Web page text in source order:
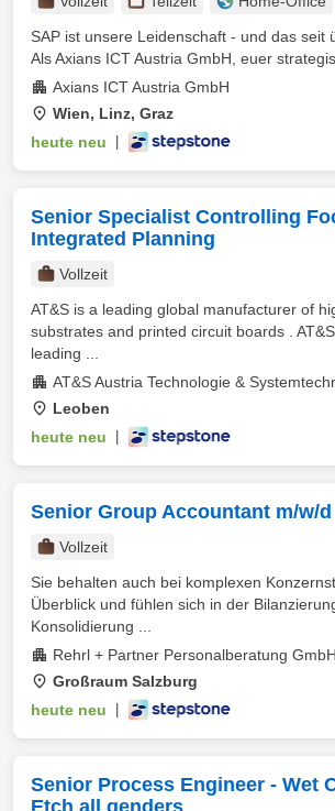
SAP ist unsere Leidenschaft - und das seit
Als Axians ICT Austria GmbH, euer
Axians ICT Austria GmbH
Wien, Linz, Graz
heute neu
Senior Specialist Controlling
Integrated Planning
Vollzeit
AT&S is a leading global manufacturer of
substrates and printed circuit boards .
leading ...
AT&S Austria Technologie &
Leoben
heute neu
Senior Group Accountant m/w/d
Vollzeit
Sie behalten auch bei komplexen
Überblick und fühlen sich in der
Konsolidierung ...
Rehrl + Partner Personalberatung GmbH
Großraum Salzburg
heute neu
Senior Process Engineer - Wet
Etch all genders